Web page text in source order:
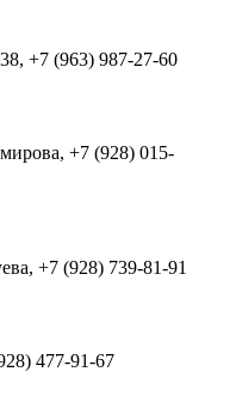
+7 (963) 987-27-60
+7 (928) 015-
+7 (928) 739-81-91
477-91-67